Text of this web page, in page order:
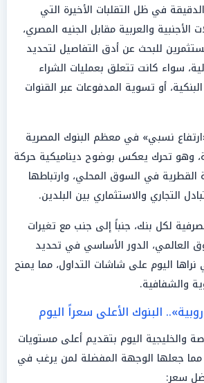
في ظل التقلبات الأخيرة التي
والعربية مقابل الجنيه المصري،
للبحث عن أدق التفاصيل لتحديد
سواء كانت تتعلق بعمليات الشراء
البنكية، أو تسوية المدفوعات عبر القنوات
نسبي» في معظم البنوك المصرية
وهو تحرك يعكس بوضوح ديناميكية حركة
القطرية في السوق المحلي، وارتباطها
التجاري والاستثماري بين البلدين.
لكل بنك، جنباً إلى جنب مع تغيرات
الدور الأساسي في تحديد
نراها اليوم على شاشات التداول، مما يمنح
والشفافية.
البنوك الأعلى سعراً اليوم
والخليجية اليوم بتقديم أعلى مستويات
مما جعلها الوجهة المفضلة لمن يرغب في
سعر: